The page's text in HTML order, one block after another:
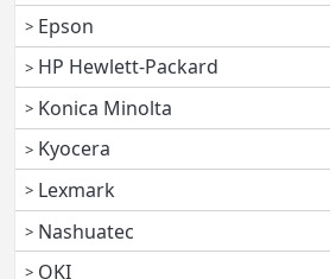
Epson
HP Hewlett-Packard
Konica Minolta
Kyocera
Lexmark
Nashuatec
OKI